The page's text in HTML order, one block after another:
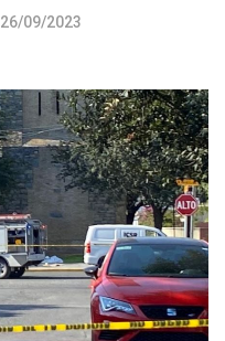
26/09/2023